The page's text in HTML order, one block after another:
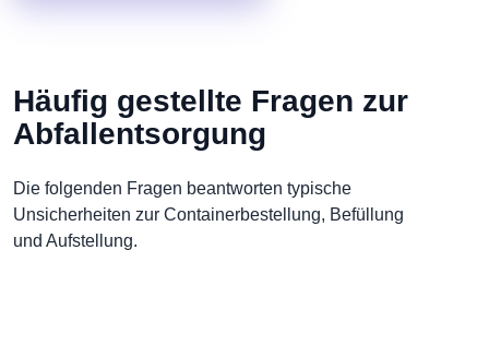
Häufig gestellte Fragen zur
Abfallentsorgung
Die folgenden Fragen beantworten typische
Unsicherheiten zur Containerbestellung, Befüllung
und Aufstellung.